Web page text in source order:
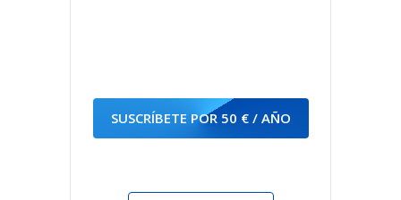
SUSCRÍBETE POR 50 € / AÑO